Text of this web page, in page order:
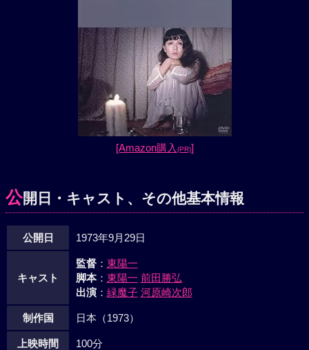
[Amazon購入 (PR)]
公開日・キャスト、その他基本情報
公開日 1973年9月29日
キャスト
監督： 東陽一
脚本： 東陽一 前田勝弘
出演： 緑魔子 河原崎次郎
制作国 日本（1973）
上映時間 100分